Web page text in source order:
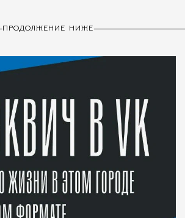
ПРОДОЛЖЕНИЕ НИЖЕ